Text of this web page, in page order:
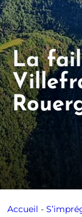
La
Accueil -